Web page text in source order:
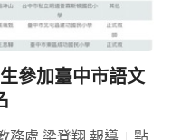
參加臺中市語文
務處 梁登翔 報導
點